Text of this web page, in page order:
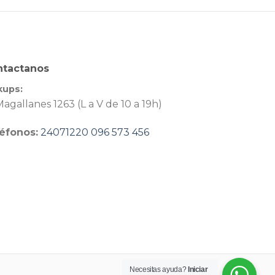
1263 (L a V de 10 a 19h)
24071220 096 573 456
Necesitas ayuda? Iniciar